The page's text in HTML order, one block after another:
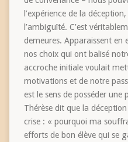
l’expérience de la
l’ambiguïté. C’est
demeures. Apparaissent en
nos choix qui ont balisé
accroche initiale voulait
motivations et de notre
est le sens de posséder une
Thérèse dit que la
crise : « pourquoi ma
efforts de bon élève qui se